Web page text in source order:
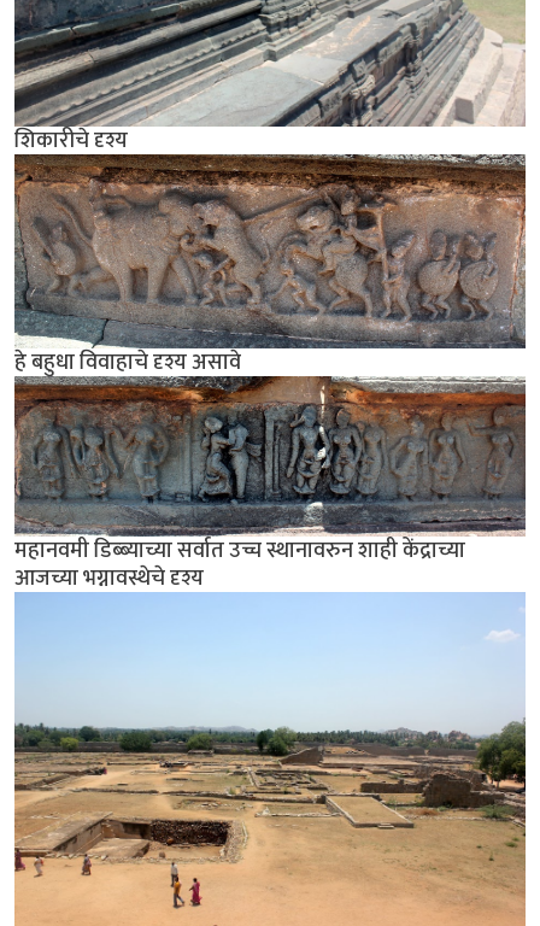
शिकारीचे दृश्य
हे बहुधा विवाहाचे दृश्य असावे
महानवमी डिब्ब्याच्या सर्वात उच्च स्थानावरुन शाही केंद्राच्या
आजच्या भग्नावस्थेचे दृश्य